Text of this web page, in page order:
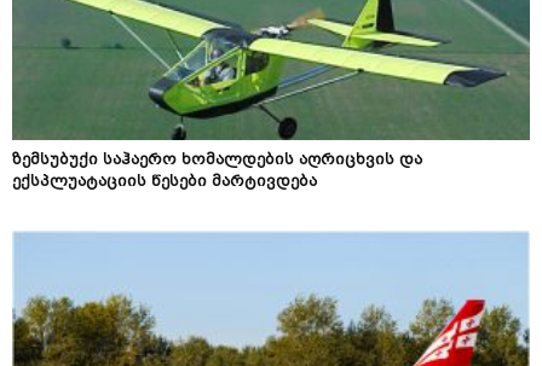
ზემსუბუქი საჰაერო ხომალდების აღრიცხვის და
ექსპლუატაციის წესები მარტივდება